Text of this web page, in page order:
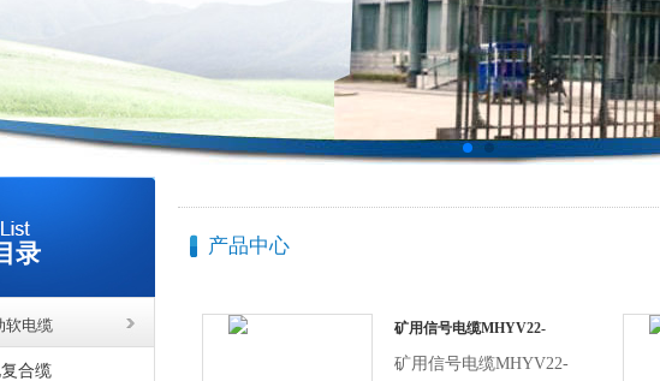
录
软电缆
合缆
产品中心
矿用信号电缆MHYV22-
20*2*0.5
矿用信号电缆MHYV22-